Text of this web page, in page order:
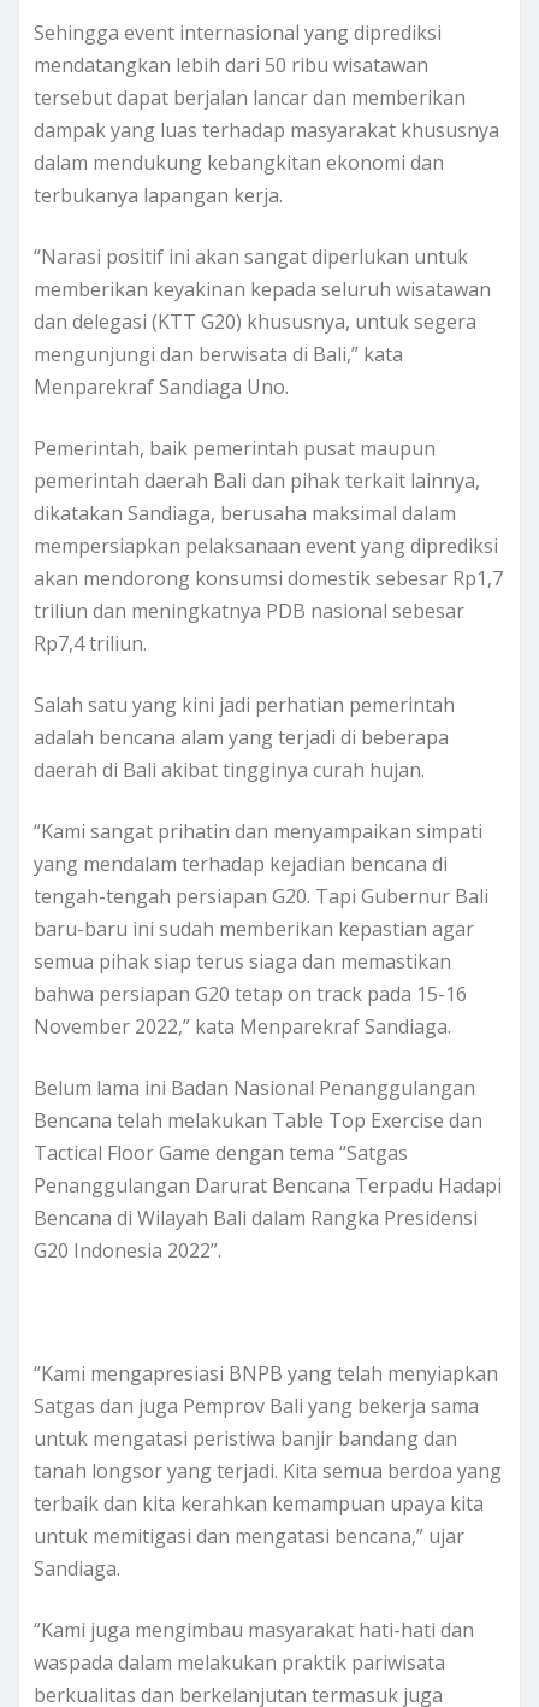
Sehingga event internasional yang diprediksi
mendatangkan lebih dari 50 ribu wisatawan
tersebut dapat berjalan lancar dan memberikan
dampak yang luas terhadap masyarakat khususnya
dalam mendukung kebangkitan ekonomi dan
terbukanya lapangan kerja.
“Narasi positif ini akan sangat diperlukan untuk
memberikan keyakinan kepada seluruh wisatawan
dan delegasi (KTT G20) khususnya, untuk segera
mengunjungi dan berwisata di Bali,” kata
Menparekraf Sandiaga Uno.
Pemerintah, baik pemerintah pusat maupun
pemerintah daerah Bali dan pihak terkait lainnya,
dikatakan Sandiaga, berusaha maksimal dalam
mempersiapkan pelaksanaan event yang diprediksi
akan mendorong konsumsi domestik sebesar Rp1,7
triliun dan meningkatnya PDB nasional sebesar
Rp7,4 triliun.
Salah satu yang kini jadi perhatian pemerintah
adalah bencana alam yang terjadi di beberapa
daerah di Bali akibat tingginya curah hujan.
“Kami sangat prihatin dan menyampaikan simpati
yang mendalam terhadap kejadian bencana di
tengah-tengah persiapan G20. Tapi Gubernur Bali
baru-baru ini sudah memberikan kepastian agar
semua pihak siap terus siaga dan memastikan
bahwa persiapan G20 tetap on track pada 15-16
November 2022,” kata Menparekraf Sandiaga.
Belum lama ini Badan Nasional Penanggulangan
Bencana telah melakukan Table Top Exercise dan
Tactical Floor Game dengan tema “Satgas
Penanggulangan Darurat Bencana Terpadu Hadapi
Bencana di Wilayah Bali dalam Rangka Presidensi
G20 Indonesia 2022”.
“Kami mengapresiasi BNPB yang telah menyiapkan
Satgas dan juga Pemprov Bali yang bekerja sama
untuk mengatasi peristiwa banjir bandang dan
tanah longsor yang terjadi. Kita semua berdoa yang
terbaik dan kita kerahkan kemampuan upaya kita
untuk memitigasi dan mengatasi bencana,” ujar
Sandiaga.
“Kami juga mengimbau masyarakat hati-hati dan
waspada dalam melakukan praktik pariwisata
berkualitas dan berkelanjutan termasuk juga